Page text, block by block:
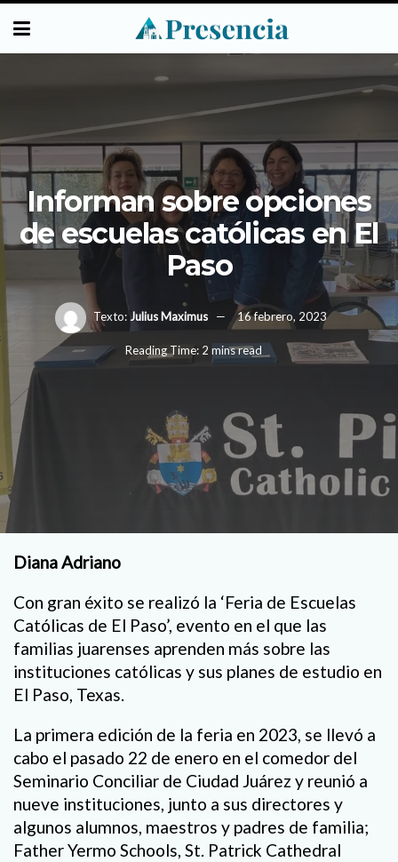
Informan sobre opciones
de escuelas católicas en El
Paso
Texto: Julius Maximus 16 febrero, 2023
Reading Time: 2 mins read
Diana Adriano
Con gran éxito se realizó la ‘Feria de Escuelas
Católicas de El Paso’, evento en el que las
familias juarenses aprenden más sobre las
instituciones católicas y sus planes de estudio en
El Paso, Texas.
La primera edición de la feria en 2023, se llevó a
cabo el pasado 22 de enero en el comedor del
Seminario Conciliar de Ciudad Juárez y reunió a
nueve instituciones, junto a sus directores y
algunos alumnos, maestros y padres de familia;
Father Yermo Schools, St. Patrick Cathedral